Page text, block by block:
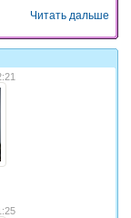
Читать дальше